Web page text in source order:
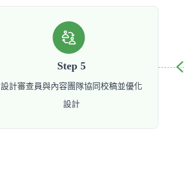
Step 5
設計審查員與內容團隊協同校稿並優化
設計